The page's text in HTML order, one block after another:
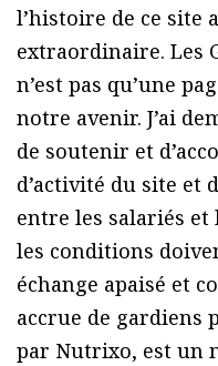
l’histoire de ce site
extraordinaire. Les
n’est pas qu’une
notre avenir. J’ai
de soutenir et
d’activité du site et
entre les salariés
les conditions
échange apaisé et
accrue de gardiens
par Nutrixo, est un